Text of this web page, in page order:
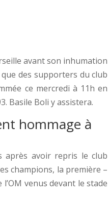
avant son inhumation
des supporters du club
ce mercredi à 11h en
Basile Boli y assistera.
hommage à
après avoir repris le club
champions, la première –
venus devant le stade